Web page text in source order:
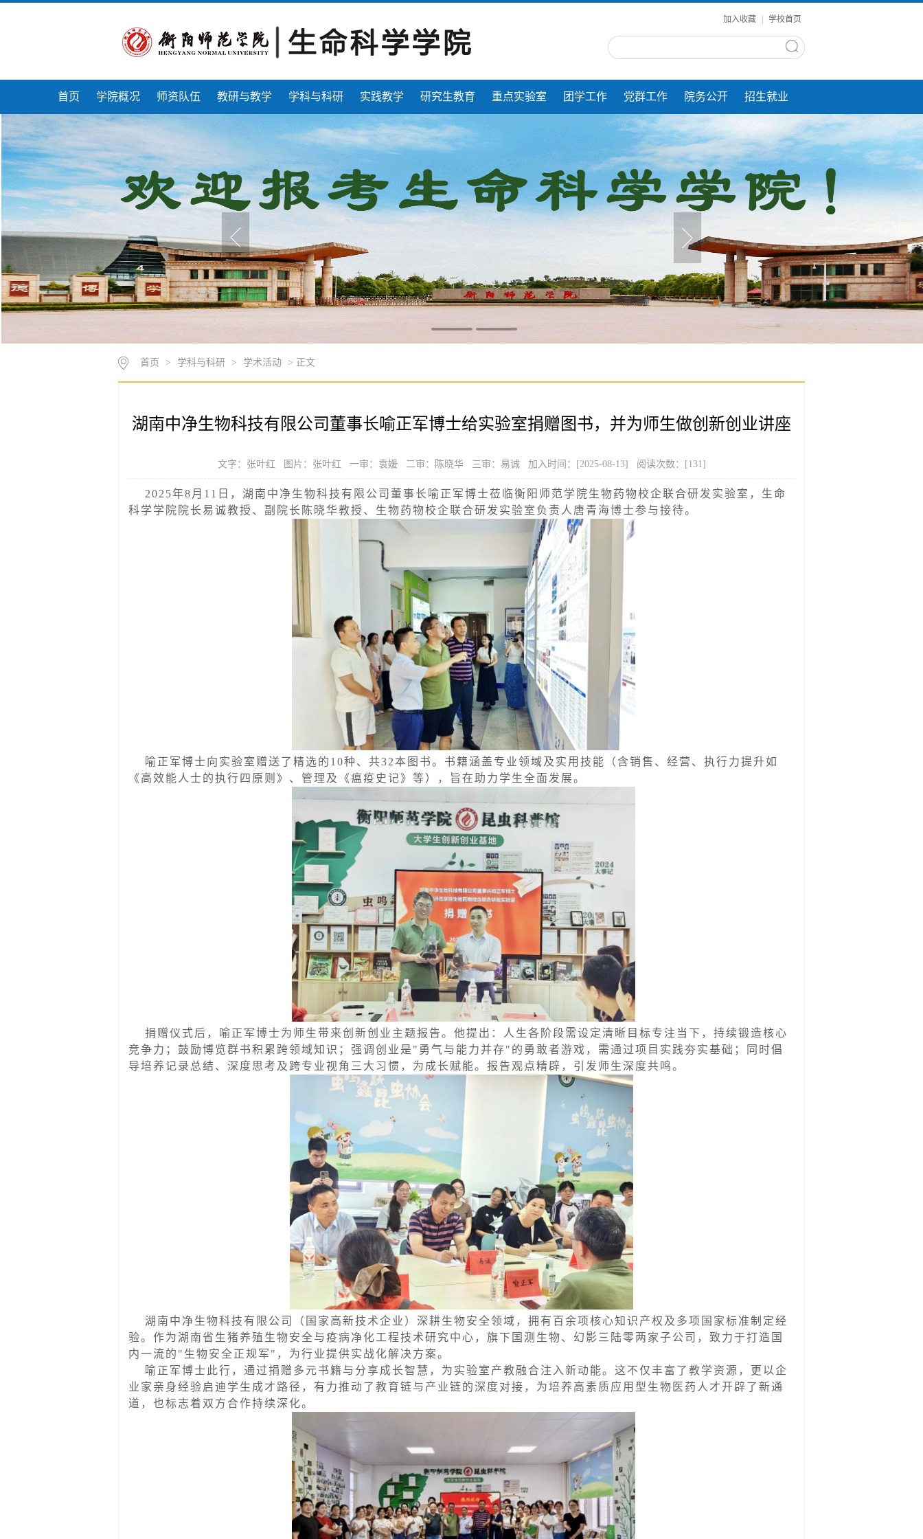
加入收藏 学校首页
首页 学院概况 师资队伍 教研与教学 学科与科研 实践教学 研究生教育 重点实验室 团学工作 党群工作 院务公开 招生就业
首页 > 学科与科研 > 学术活动 > 正文
湖南中净生物科技有限公司董事长喻正军博士给实验室捐赠图书，并为师生做创新创业讲座
文字：张叶红 图片：张叶红 一审：袁媛 二审：陈晓华 三审：易诚 加入时间：[2025-08-13] 阅读次数：[131]
2025年8月11日，湖南中净生物科技有限公司董事长喻正军博士莅临衡阳师范学院生物药物校企联合研发实验室，生命
科学学院院长易诚教授、副院长陈晓华教授、生物药物校企联合研发实验室负责人唐青海博士参与接待。
喻正军博士向实验室赠送了精选的10种、共32本图书。书籍涵盖专业领域及实用技能（含销售、经营、执行力提升如
《高效能人士的执行四原则》、管理及《瘟疫史记》等），旨在助力学生全面发展。
捐赠仪式后，喻正军博士为师生带来创新创业主题报告。他提出：人生各阶段需设定清晰目标专注当下，持续锻造核心
竞争力；鼓励博览群书积累跨领域知识；强调创业是"勇气与能力并存"的勇敢者游戏，需通过项目实践夯实基础；同时倡
导培养记录总结、深度思考及跨专业视角三大习惯，为成长赋能。报告观点精辟，引发师生深度共鸣。
湖南中净生物科技有限公司（国家高新技术企业）深耕生物安全领域，拥有百余项核心知识产权及多项国家标准制定经
验。作为湖南省生猪养殖生物安全与疫病净化工程技术研究中心，旗下国测生物、幻影三陆零两家子公司，致力于打造国
内一流的"生物安全正规军"，为行业提供实战化解决方案。
喻正军博士此行，通过捐赠多元书籍与分享成长智慧，为实验室产教融合注入新动能。这不仅丰富了教学资源，更以企
业家亲身经验启迪学生成才路径，有力推动了教育链与产业链的深度对接，为培养高素质应用型生物医药人才开辟了新通
道，也标志着双方合作持续深化。